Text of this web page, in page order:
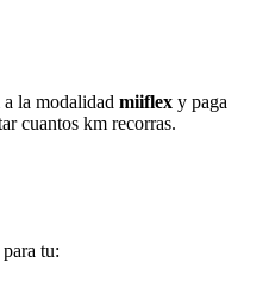
la modalidad miiflex y paga
cuantos km recorras.
tu: